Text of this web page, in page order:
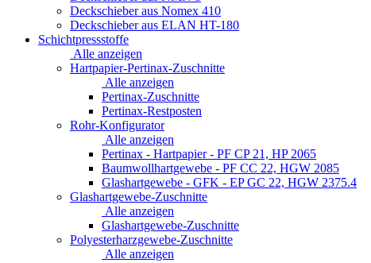
Deckschieber aus Nomex 410
Deckschieber aus ELAN HT-180
Schichtpressstoffe
Alle anzeigen
Hartpapier-Pertinax-Zuschnitte
Alle anzeigen
Pertinax-Zuschnitte
Pertinax-Restposten
Rohr-Konfigurator
Alle anzeigen
Pertinax - Hartpapier - PF CP 21, HP 2065
Baumwollhartgewebe - PF CC 22, HGW 2085
Glashartgewebe - GFK - EP GC 22, HGW 2375.4
Glashartgewebe-Zuschnitte
Alle anzeigen
Glashartgewebe-Zuschnitte
Polyesterharzgewebe-Zuschnitte
Alle anzeigen